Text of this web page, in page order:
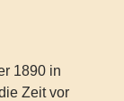
1890 in
Zeit vor